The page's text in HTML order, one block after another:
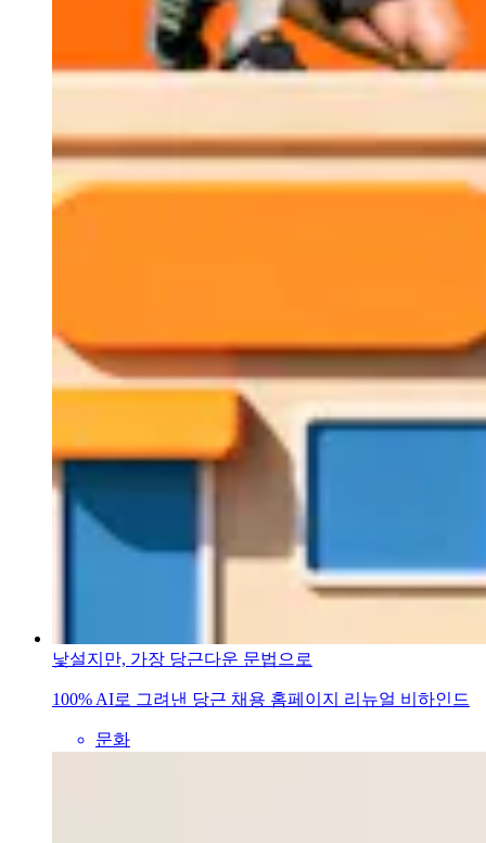
낯설지만, 가장 당근다운 문법으로
100% AI로 그려낸 당근 채용 홈페이지 리뉴얼 비하인드
문화